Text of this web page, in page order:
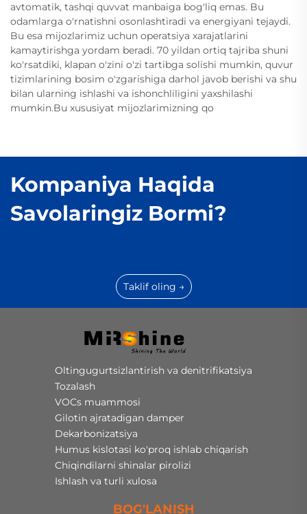
avtomatik, tashqi quvvat manbaiga bog'liq emas. Bu
odamlarga o'rnatishni osonlashtiradi va energiyani tejaydi.
Bu esa mijozlarimiz uchun operatsiya xarajatlarini
kamaytirishga yordam beradi. 70 yildan ortiq tajriba shuni
ko'rsatdiki, klapan o'zini o'zi tartibga solishi mumkin, quvur
tizimlarining bosim o'zgarishiga darhol javob berishi va shu
bilan ularning ishlashi va ishonchliligini yaxshilashi
mumkin.Bu xususiyat mijozlarimizning qo
Kompaniya Haqida
Savolaringiz Bormi?
Taklif oling →
Oltingugurtsizlantirish va denitrifikatsiya
Tozalash
VOCs muammosi
Gilotin ajratadigan damper
Dekarbonizatsiya
Humus kislotasi ko'proq ishlab chiqarish
Chiqindilarni shinalar pirolizi
Ishlash va turli xulosa
BOG'LANISH